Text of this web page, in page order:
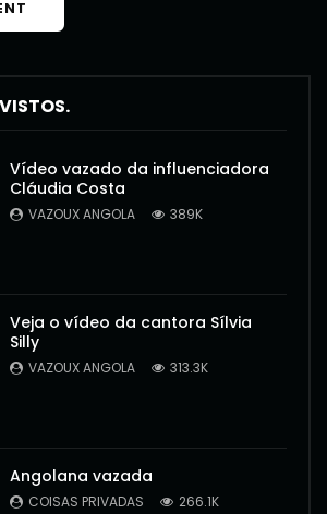
Vídeo vazado da influenciadora
Cláudia Costa
VAZOUX ANGOLA 389K
Veja o vídeo da cantora Sílvia
Silly
VAZOUX ANGOLA 313.3K
Angolana vazada
COISAS PRIVADAS 266.1K